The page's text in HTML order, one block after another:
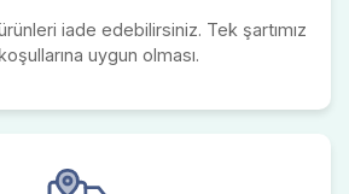
iade edebilirsiniz. Tek şartımız
uygun olması.